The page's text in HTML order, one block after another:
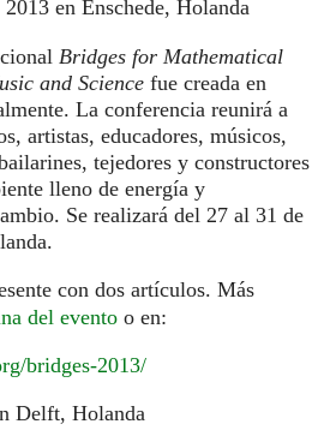
2013 en Enschede, Holanda
Bridges for Mathematical
and Science fue creada en
La conferencia reunirá a
artistas, educadores, músicos,
tejedores y constructores
lleno de energía y
Se realizará del 27 al 31 de
con dos artículos. Más
del evento o en:
bridges-2013/
Delft, Holanda